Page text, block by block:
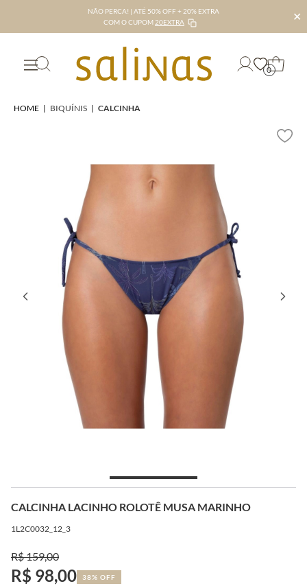
NÃO PERCA! | ATÉ 50% OFF + 20% EXTRA
COM O CUPOM 20EXTRA ✕
0
HOME | BIQUÍNIS | CALCINHA
CALCINHA LACINHO ROLOTÊ MUSA MARINHO
1L2C0032_12_3
R$ 159,00
R$ 98,00 38% OFF